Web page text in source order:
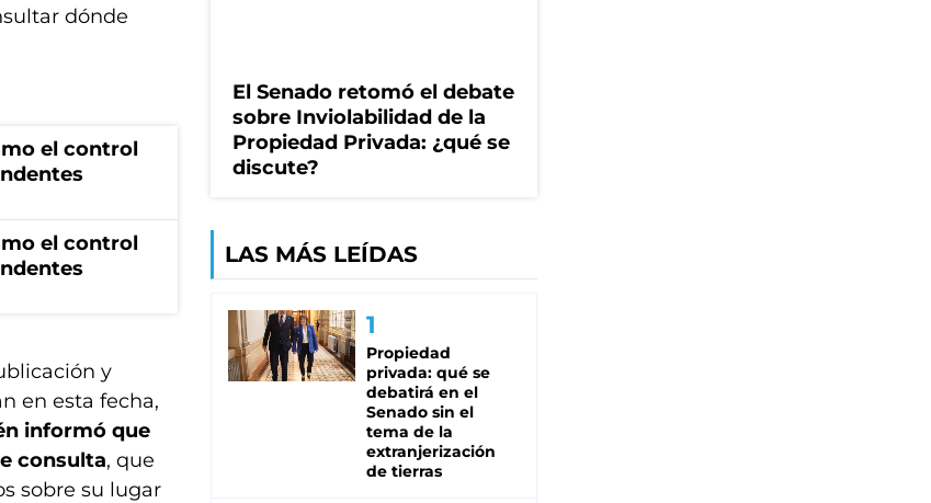
dónde
el control
el control
y
en esta fecha,
informó que
consulta, que
sobre su lugar
El Senado retomó el debate
sobre Inviolabilidad de la
Propiedad Privada: ¿qué se
discute?
LAS MÁS LEÍDAS
Propiedad
privada: qué se
debatirá en el
Senado sin el
tema de la
extranjerización
de tierras